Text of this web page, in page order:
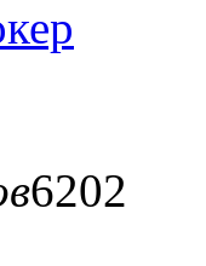
6202